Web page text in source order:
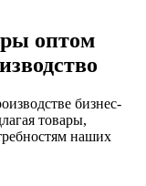
оптом
бизнес-
товары,
наших